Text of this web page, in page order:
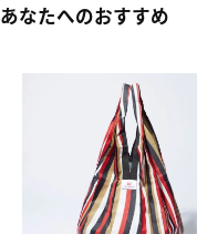
あなたへのおすすめ